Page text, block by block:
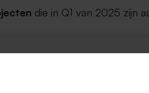
die in Q1 van 2025 zijn
de vrije sector in